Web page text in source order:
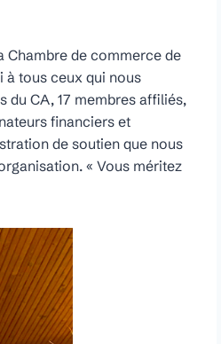
Chambre de commerce de
à tous ceux qui nous
du CA, 17 membres affiliés,
financiers et
de soutien que nous
« Vous méritez